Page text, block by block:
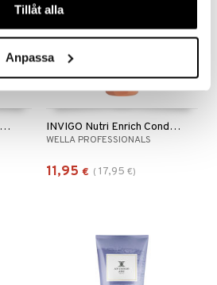
Tillåt alla
Anpassa
INVIGO SUN After Sun Express Conditioner INVIGO Nutri Enrich Conditioner - Deep Nourishing
WELLA PROFESSIONALS
11,95 € ( 17,95 €)